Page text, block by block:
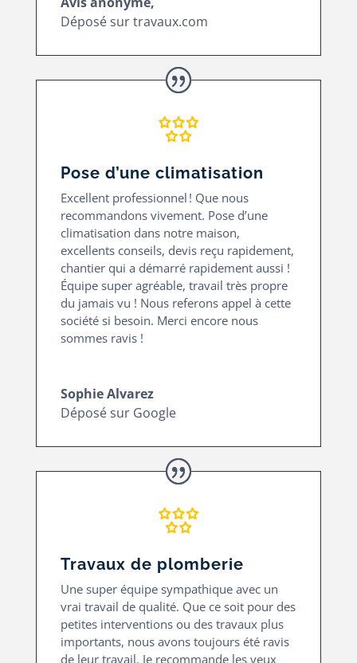
Déposé sur travaux.com
Pose d’une climatisation
Excellent professionnel ! Que nous
recommandons vivement. Pose d’une
climatisation dans notre maison,
excellents conseils, devis reçu rapidement,
chantier qui a démarré rapidement aussi !
Équipe super agréable, travail très propre
du jamais vu ! Nous referons appel à cette
société si besoin. Merci encore nous
sommes ravis !
Sophie Alvarez
Déposé sur Google
Travaux de plomberie
Une super équipe sympathique avec un
vrai travail de qualité. Que ce soit pour des
petites interventions ou des travaux plus
importants, nous avons toujours été ravis
de leur travail. Je recommande les yeux